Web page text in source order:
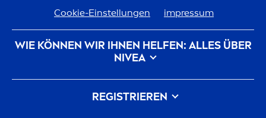
Cookie-Einstellungen
impressum
WIE KÖNNEN WIR IHNEN HELFEN: ALLES ÜBER
NIVEA
Markenhistorie
Karriere bei Beiersdorf
Unsere Philosophie
Kontakt
REGISTRIEREN